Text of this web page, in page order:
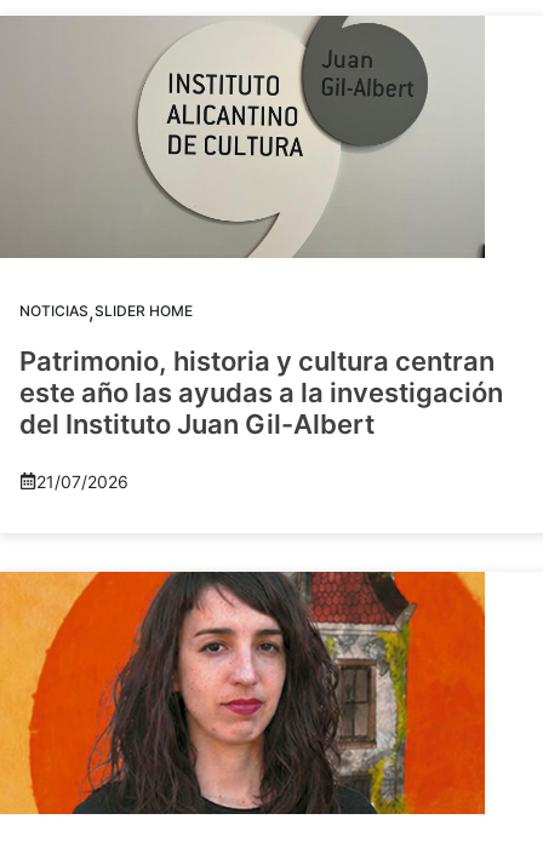
NOTICIAS,SLIDER HOME
Patrimonio, historia y cultura centran
este año las ayudas a la investigación
del Instituto Juan Gil-Albert
21/07/2026